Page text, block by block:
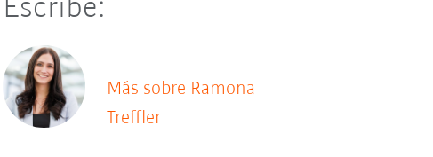
Escribe:
Más sobre Ramona
Treffler